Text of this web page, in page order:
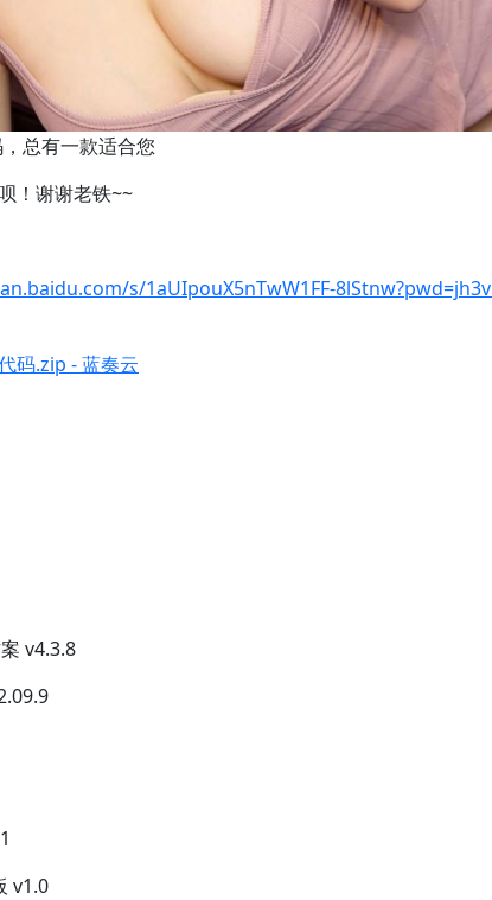
总有一款适合您
！谢谢老铁~~
s/1aUIpouX5nTwW1FF-8lStnw?pwd=jh3v
码.zip - 蓝奏云
v4.3.8
v1.0